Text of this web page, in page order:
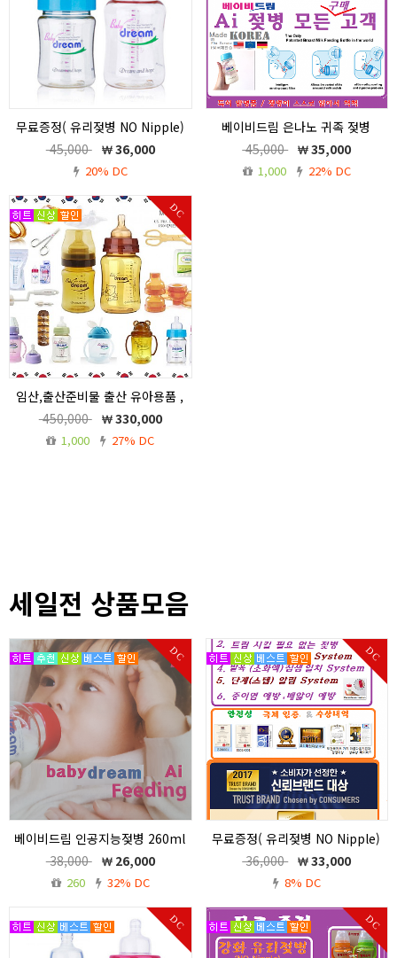
무료증정( 유리젖병 NO Nipple)
/ 베이비드림 인공지능젖병
무료증정( 유리젖병 NO Nipple) / 베이
비드림 인공지능젖병 260ml <구매고객
에 선착순50명 한정 무료 증정 >
45,000 36,000
20% DC
베이비드림 은나노 귀족 젖병
260ml . (항균력99.9%)
임신,출산준비물 세트,베이비드림 제품
3만원이상 구매구객 ,무료증정-유리젖병
45,000 35,000
1,000 22% DC
DC
임산,출산준비물 출산 유아용품 ,
베이비드림, 세트
임신,출산,유아용품,임산부 용품 제조 ,판
매점 베이비드림,출산용품 세트
450,000 330,000
1,000 27% DC
세일전 상품모음
DC
베이비드림 인공지능젖병 260ml
노꼭지 * 유리젖병 노꼭지 (무료증
정)
베이비드림 인공지능젖병 260ml 노꼭
지 * 유리젖병 노꼭지 (무료증정)
38,000 26,000
260 32% DC
DC
무료증정( 유리젖병 NO Nipple)
/ 베이비드림 인공지능젖병
무료증정( 유리젖병 NO Nipple) / 베이
비드림 인공지능젖병 260ml <구매고객
에 선착순50명 한정 무료 증정 >
36,000 33,000
8% DC
DC DC